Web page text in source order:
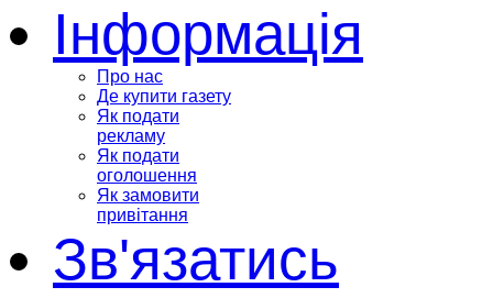
Інформація
Про нас
Де купити газету
Як подати
рекламу
Як подати
оголошення
Як замовити
привітання
Зв'язатись